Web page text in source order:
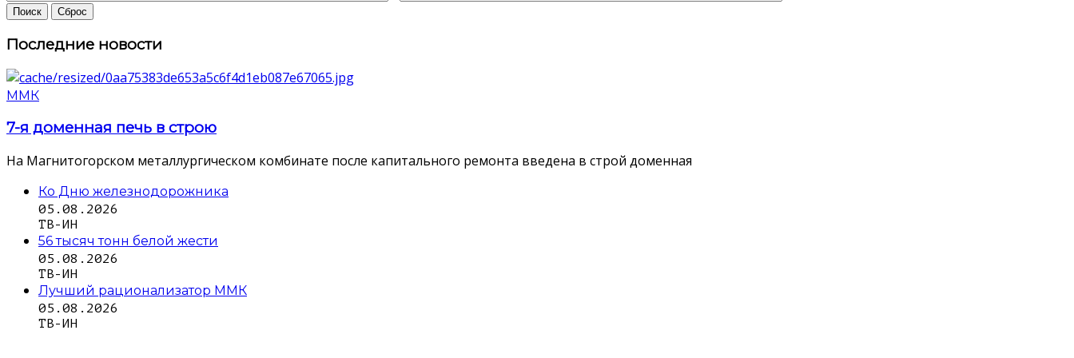
Последние новости
ММК
7-я доменная печь в строю
На Магнитогорском металлургическом комбинате после капитального ремонта введена в строй доменная
Ко Дню железнодорожника
05.08.2026
ТВ-ИН
56 тысяч тонн белой жести
05.08.2026
ТВ-ИН
Лучший рационализатор ММК
05.08.2026
ТВ-ИН